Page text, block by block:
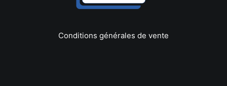
Conditions générales de vente